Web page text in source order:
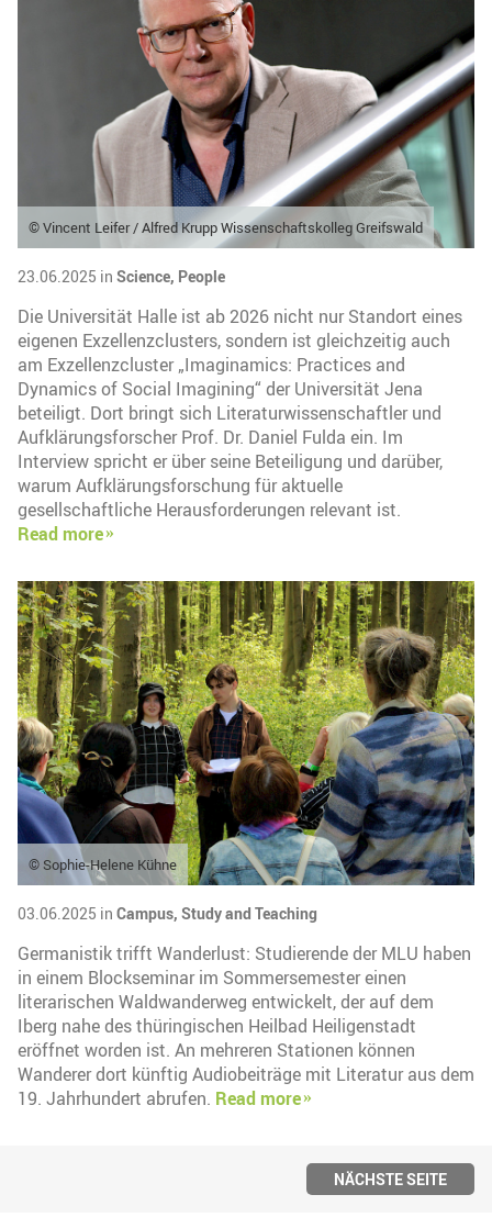
© Vincent Leifer / Alfred Krupp Wissenschaftskolleg Greifswald
23.06.2025 in Science, People
Die Universität Halle ist ab 2026 nicht nur Standort eines
eigenen Exzellenzclusters, sondern ist gleichzeitig auch
am Exzellenzcluster „Imaginamics: Practices and
Dynamics of Social Imagining“ der Universität Jena
beteiligt. Dort bringt sich Literaturwissenschaftler und
Aufklärungsforscher Prof. Dr. Daniel Fulda ein. Im
Interview spricht er über seine Beteiligung und darüber,
warum Aufklärungsforschung für aktuelle
gesellschaftliche Herausforderungen relevant ist.
Read more
© Sophie-Helene Kühne
03.06.2025 in Campus, Study and Teaching
Germanistik trifft Wanderlust: Studierende der MLU haben
in einem Blockseminar im Sommersemester einen
literarischen Waldwanderweg entwickelt, der auf dem
Iberg nahe des thüringischen Heilbad Heiligenstadt
eröffnet worden ist. An mehreren Stationen können
Wanderer dort künftig Audiobeiträge mit Literatur aus dem
19. Jahrhundert abrufen. Read more
NÄCHSTE SEITE